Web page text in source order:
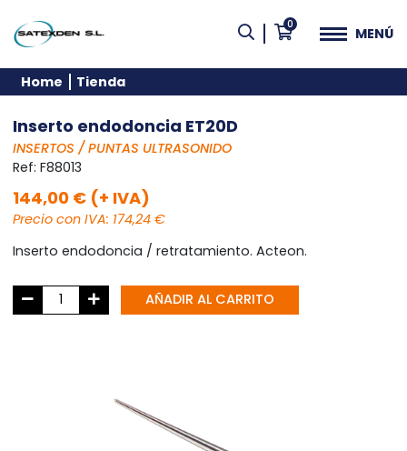
0
MENÚ
Home Tienda
Inserto endodoncia ET20D
INSERTOS / PUNTAS ULTRASONIDO
Ref: F88013
144,00 € (+ IVA)
Precio con IVA: 174,24 €
Inserto endodoncia / retratamiento. Acteon.
AÑADIR AL CARRITO